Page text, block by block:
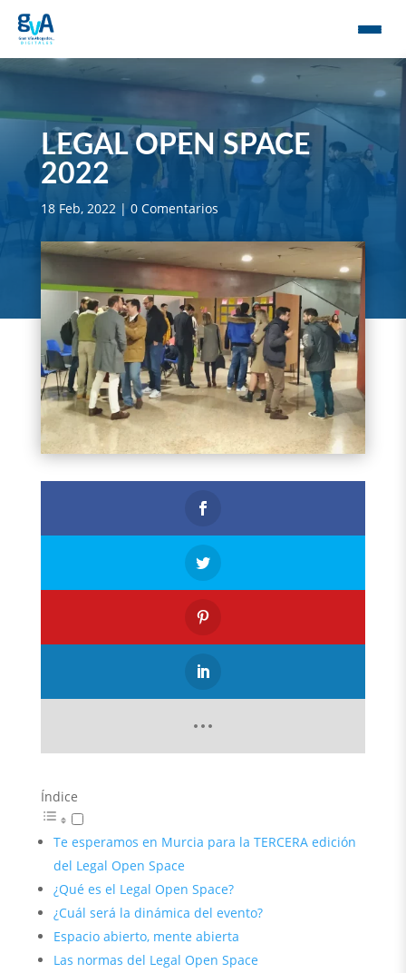
LEGAL OPEN SPACE
2022
18 Feb, 2022| 0 Comentarios
Índice
Te esperamos en Murcia para la TERCERA edición
del Legal Open Space
¿Qué es el Legal Open Space?
¿Cuál será la dinámica del evento?
Espacio abierto, mente abierta
Las normas del Legal Open Space